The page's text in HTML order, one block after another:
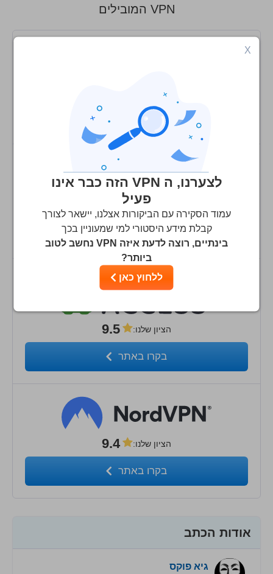
שירות לקוחותVPN המובילים
בקרו באתר
הציון שלנו:
בקרו באתר
הציון שלנו:
9.5
בקרו באתר
הציון שלנו:
9.4
בקרו באתר
אודות הכתב
גיא פוקס
X
לצערנו, ה VPN הזה כבר אינו
פעיל
עמוד הסקירה עם הביקורות אצלנו, יישאר לצורך
קבלת מידע היסטורי למי שמעוניין בכך
בינתיים, רוצה לדעת איזה VPN נחשב לטוב
ביותר?
ללחוץ כאן